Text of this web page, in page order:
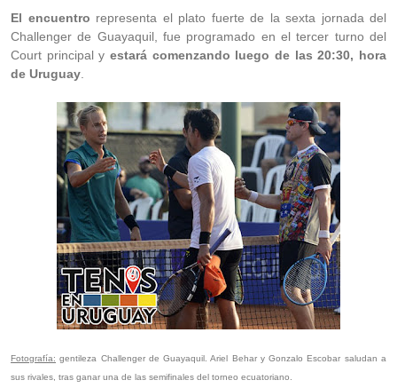
El encuentro representa el plato fuerte de la sexta jornada del
Challenger de Guayaquil, fue programado en el tercer turno del
Court principal y estará comenzando luego de las 20:30, hora
de Uruguay
Fotografía: gentileza Challenger de Guayaquil. Ariel Behar y Gonzalo Escobar saludan a
sus rivales, tras ganar una de las semifinales del torneo ecuatoriano.